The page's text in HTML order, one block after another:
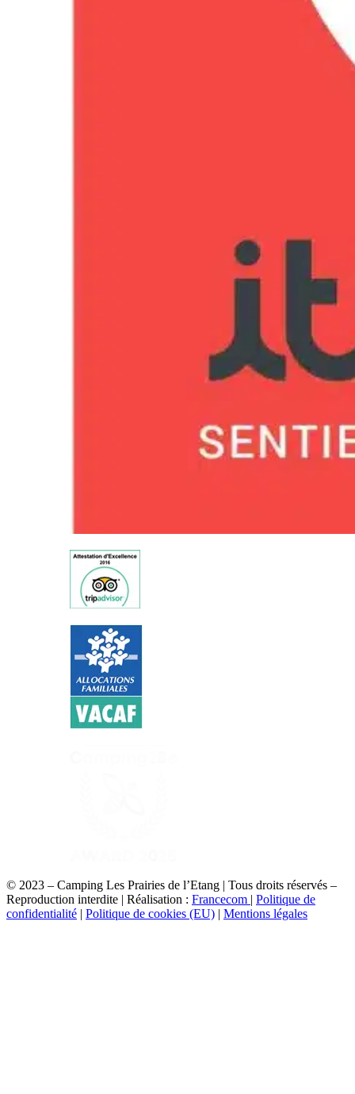
© 2023 – Camping Les Prairies de l’Etang | Tous droits réservés –
Reproduction interdite | Réalisation : Francecom | Politique de
confidentialité | Politique de cookies (EU) | Mentions légales